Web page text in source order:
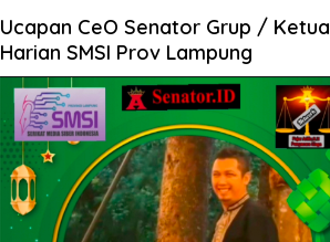
Ucapan CeO Senator Grup / Ketua
Harian SMSI Prov Lampung